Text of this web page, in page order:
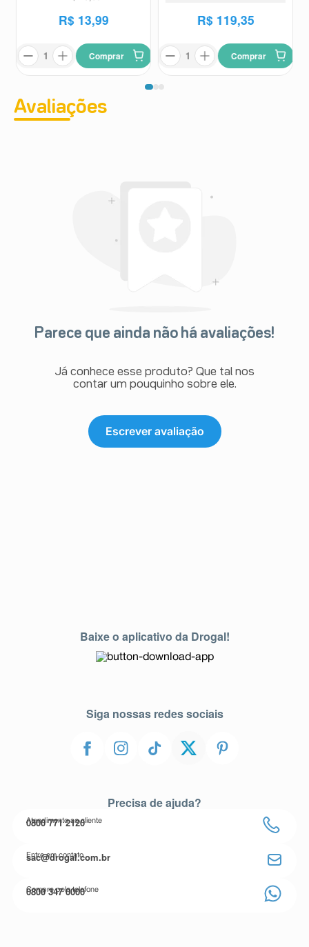
R$ 13,99
Comprar
R$ 119,35
Comprar
Avaliações
Parece que ainda não há avaliações!
Já conhece esse produto? Que tal nos
contar um pouquinho sobre ele.
Escrever avaliação
Baixe o aplicativo da Drogal!
Siga nossas redes sociais
Precisa de ajuda?
Atendimento ao cliente
0800 771 2120
Entre em contato
sac@drogal.com.br
Compre pelo telefone
0800 347 0000